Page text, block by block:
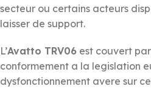
secteur ou certains acteurs
laisser de support.
L’Avatto TRV06 est couvert
conformement a la legislation
dysfonctionnement avere sur